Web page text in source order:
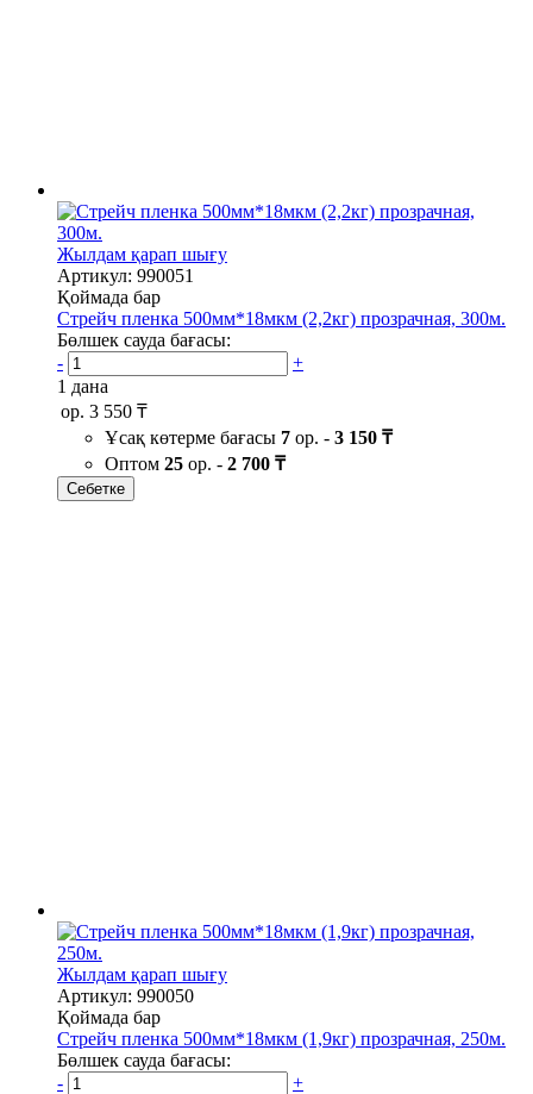
Жылдам қарап шығу
Артикул: 990051
Қоймада бар
Стрейч пленка 500мм*18мкм (2,2кг) прозрачная, 300м.
Бөлшек сауда бағасы:
-
+
1 дана
ор. 3 550 ₸
Ұсақ көтерме бағасы 7 ор. - 3 150 ₸
Оптом 25 ор. - 2 700 ₸
Себетке
Жылдам қарап шығу
Артикул: 990050
Қоймада бар
Стрейч пленка 500мм*18мкм (1,9кг) прозрачная, 250м.
Бөлшек сауда бағасы:
-
+